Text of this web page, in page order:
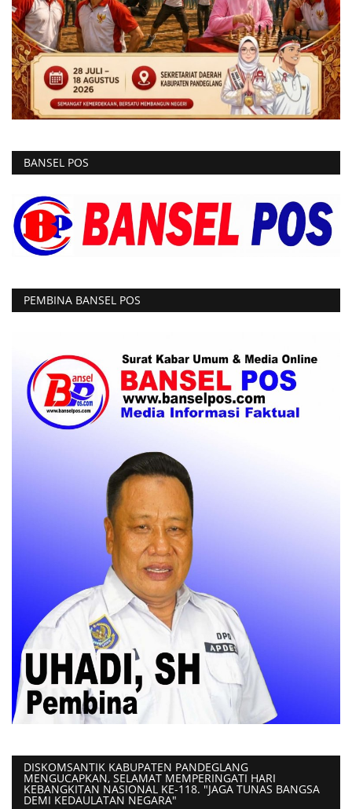
BANSEL POS
PEMBINA BANSEL POS
DISKOMSANTIK KABUPATEN PANDEGLANG
MENGUCAPKAN, SELAMAT MEMPERINGATI HARI
KEBANGKITAN NASIONAL KE-118. "JAGA TUNAS BANGSA
DEMI KEDAULATAN NEGARA"